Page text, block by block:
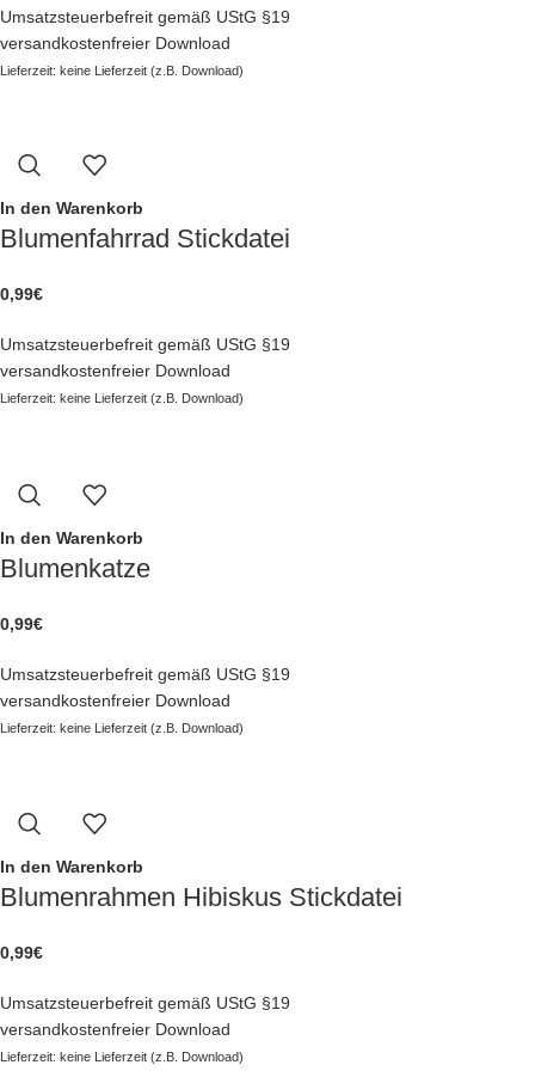
Sämtliche Verwendung unserer Stickzebradesigns erfolgt in eigener
Umsatzsteuerbefreit gemäß UStG §19
versandkostenfreier Download
Lieferzeit: keine Lieferzeit (z.B. Download)
In den Warenkorb
Blumenfahrrad Stickdatei
0,99€
Umsatzsteuerbefreit gemäß UStG §19
versandkostenfreier Download
Lieferzeit: keine Lieferzeit (z.B. Download)
In den Warenkorb
Blumenkatze
0,99€
Umsatzsteuerbefreit gemäß UStG §19
versandkostenfreier Download
Lieferzeit: keine Lieferzeit (z.B. Download)
In den Warenkorb
Blumenrahmen Hibiskus Stickdatei
0,99€
Umsatzsteuerbefreit gemäß UStG §19
versandkostenfreier Download
Lieferzeit: keine Lieferzeit (z.B. Download)